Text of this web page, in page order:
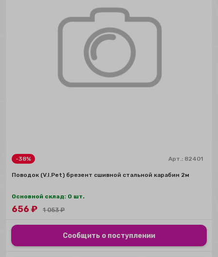
-38% Арт.: 82401
Поводок (V.I.Pet) брезент сшивной стальной карабин 2м
Основной склад: 0 шт.
656 ₽ 1 053₽
Сообщить о поступлении